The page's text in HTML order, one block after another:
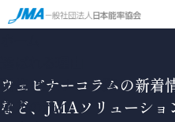
研修・セミナー一覧
導入の流れ
ウェビナーコラムの新着
など、JMAソリューショ